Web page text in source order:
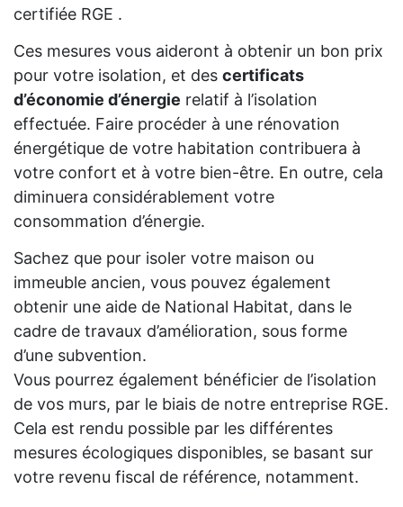
certifiée RGE .
Ces mesures vous aideront à obtenir un bon prix
pour votre isolation, et des certificats
d’économie d’énergie relatif à l’isolation
effectuée. Faire procéder à une rénovation
énergétique de votre habitation contribuera à
votre confort et à votre bien-être. En outre, cela
diminuera considérablement votre
consommation d’énergie.
Sachez que pour isoler votre maison ou
immeuble ancien, vous pouvez également
obtenir une aide de National Habitat, dans le
cadre de travaux d’amélioration, sous forme
d’une subvention.
Vous pourrez également bénéficier de l’isolation
de vos murs, par le biais de notre entreprise RGE.
Cela est rendu possible par les différentes
mesures écologiques disponibles, se basant sur
votre revenu fiscal de référence, notamment.